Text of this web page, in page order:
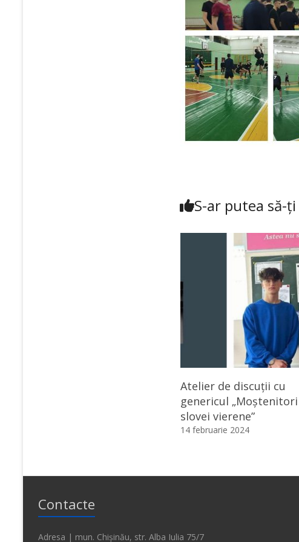
S-ar putea să-ți
Atelier de discuții cu
genericul
slovei vierene”
14 februarie 2024
Contacte
Adresa | mun. Chișinău, str. Alba Iulia 75/7